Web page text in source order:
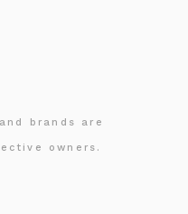
brands are
owners.